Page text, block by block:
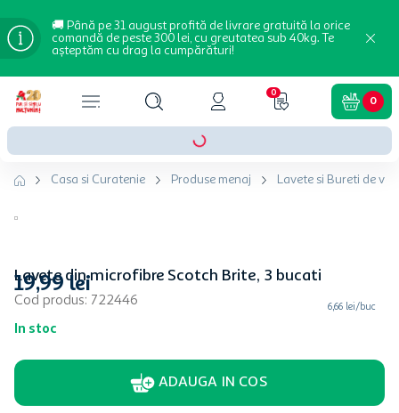
🚚 Până pe 31 august profită de livrare gratuită la orice
comandă de peste 300 lei, cu greutatea sub 40kg. Te
așteptăm cu drag la cumpărături!
0
0
Casa si Curatenie Produse menaj Lavete si Bureti de
Lavete din microfibre Scotch Brite, 3 bucati
Cod produs: 722446
In stoc
19,99 lei
6,66 lei/buc
ADAUGA IN COS